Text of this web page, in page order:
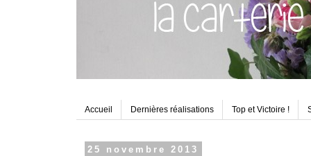
Accueil Dernières réalisations Top et Victoire !
25 novembre 2013